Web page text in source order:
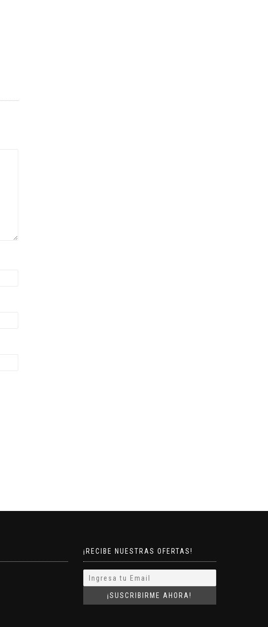
¡RECIBE NUESTRAS OFERTAS!